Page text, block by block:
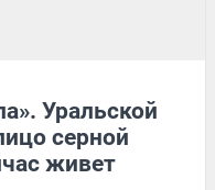
Уральской
серной
живет